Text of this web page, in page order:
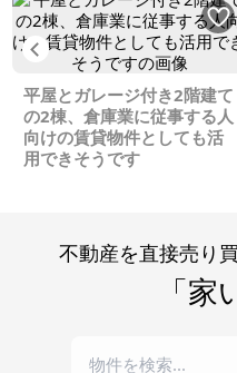
Previous
平屋とガレージ付き2階建て
の2棟、倉庫業に従事する人
向けの賃貸物件としても活
用できそうです
不動産を直接売り
「家